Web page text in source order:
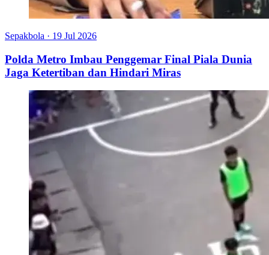
Sepakbola · 19 Jul 2026
Polda Metro Imbau Penggemar Final Piala Dunia
Jaga Ketertiban dan Hindari Miras